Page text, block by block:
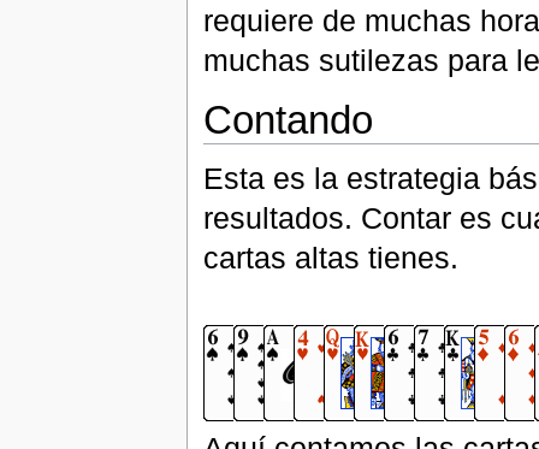
requiere de muchas
muchas sutilezas para
Contando
Esta es la estrategia
resultados. Contar es
cartas altas tienes.